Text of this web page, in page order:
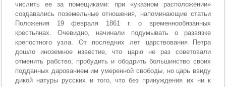
числить ее за помещиками: при «указном расположении»
создавались поземельные отношения, напоминающие статьи
Положения 19 февраля 1861 г. о временнообязанных
крестьянах. Очевидно, начинали подумывать о развязке
крепостного узла. От последних лет царствования Петра
дошло иноземное известие, что царю не раз советовали
отменить рабство, пробудить и ободрить большинство своих
подданных дарованием им умеренной свободы, но царь ввиду
дикой натуры русских и того, что без принуждения их ни к